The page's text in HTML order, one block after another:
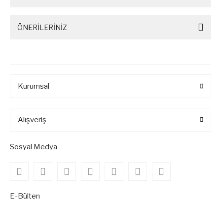
ÖNERİLERİNİZ
Kurumsal
Alışveriş
Sosyal Medya
E-Bülten